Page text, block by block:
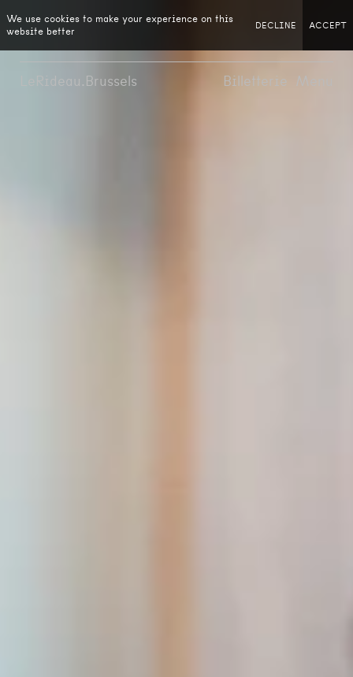
We use cookies to make your experience on this
website better
DECLINE ACCEPT
LeRideau.Brussels Billetterie Menu